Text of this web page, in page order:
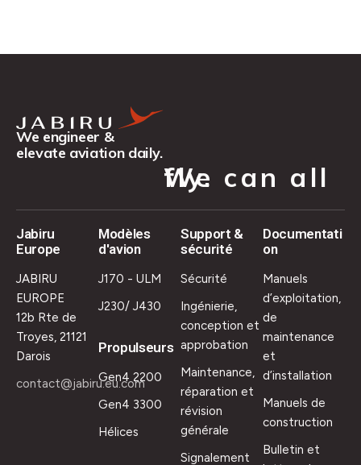
We engineer &
elevate aviation daily.
We can all fly.
Jabiru
Europe
JABIRU
EUROPE
12b Rte de
Troyes, 21121
Darois
contact@jabiru.eu.com
Modèles
d'avion
J170 - ULM
J230/ J430
Propulseurs
Gen4 2200
Gen4 3300
Hélices
Support &
sécurité
Sécurité
Ingénierie,
conception et
approbation
Maintenance,
réparation et
révision
générale
Signalement
Documentati
on
Manuels
d’exploitation,
de
maintenance
et
d’installation
Manuels de
construction
Bulletin et